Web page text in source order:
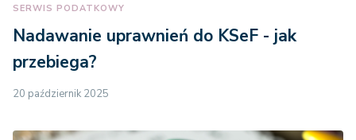
SERWIS PODATKOWY
Nadawanie uprawnień do KSeF - jak
przebiega?
20 październik 2025